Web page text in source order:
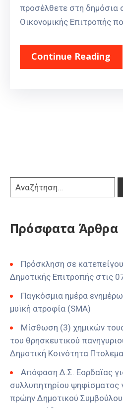
προσέλθετε στη δημόσια
Οικονομικής Επιτροπής
Continue Reading
Πρόσφατα Άρθρα
Πρόσκληση σε
Δημοτικής Επιτροπής στις
Παγκόσμια ημέρα
μυϊκή ατροφία (SMA)
Μίσθωση (3) χημικών
του θρησκευτικού
Δημοτική Κοινότητα
Απόφαση Δ.Σ. Εορδαϊας
συλλυπητηρίου ψηφίσματος
πρώην Δημοτικού Συμβούλου